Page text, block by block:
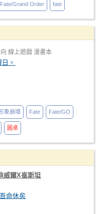
Fate/Grand Order fate
線上遊戲 漫畫本
。
象崩壞 Fate Fate/GO
圓桌
威爾X崔斯坦
吾命休矣